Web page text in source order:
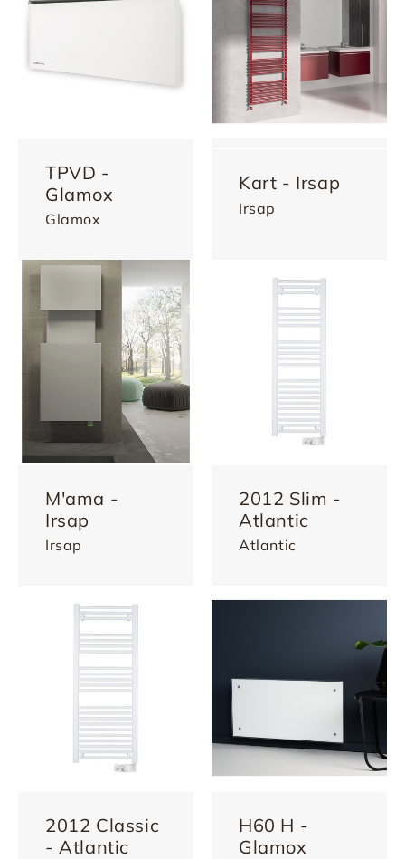
TPVD -
Glamox
Glamox
Kart - Irsap
Irsap
M'ama -
Irsap
Irsap
2012 Slim -
Atlantic
Atlantic
2012 Classic
- Atlantic
H60 H -
Glamox